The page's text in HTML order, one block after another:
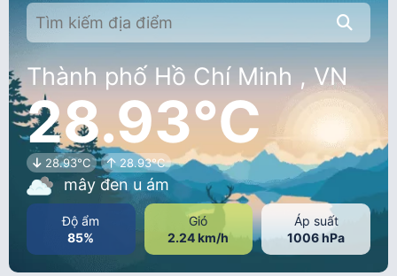
Thành phố Hồ Chí Minh , VN
28.93°C
28.93°C 28.93°C
mây đen u ám
Độ ẩm
85%
Gió
2.24 km/h
Áp suất
1006 hPa